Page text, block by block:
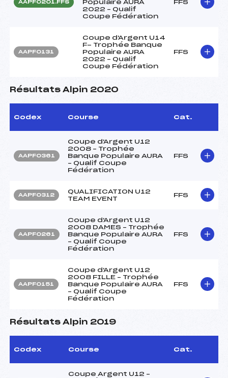
AAPF0201.FFS
Populaire AURA
2022 – Qualif
Coupe Fédération
FFS
AAPF0131
Coupe d'Argent U14
F- Trophée Banque
Populaire AURA
2022 – Qualif
Coupe Fédération
FFS
Résultats Alpin 2020
Codex Course Cat.
AAPF0361
Coupe d'Argent U12
2008 – Trophée
Banque Populaire AURA
– Qualif Coupe
Fédération
FFS
AAPF0312
QUALIFICATION U12
TEAM EVENT
FFS
AAPF0261
Coupe d'Argent U12
2008 DAMES – Trophée
Banque Populaire AURA
– Qualif Coupe
Fédération
FFS
AAPF0151
Coupe d'Argent U12
2008 FILLE – Trophée
Banque Populaire AURA
– Qualif Coupe
Fédération
FFS
Résultats Alpin 2019
Codex Course Cat.
Coupe Argent U12 –